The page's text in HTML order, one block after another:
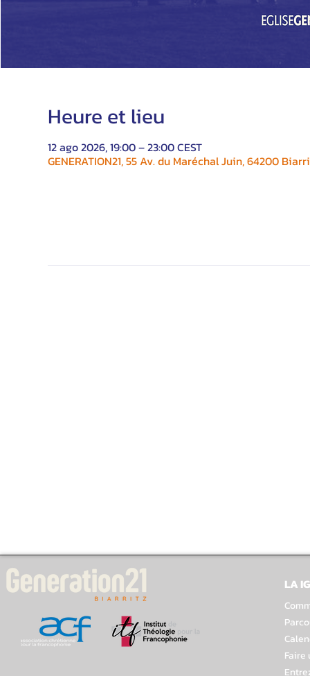
Heure et lieu
12 ago 2026, 19:00 – 23:00 CEST
GENERATION21, 55 Av. du Maréchal Juin, 64200
LA
Faire